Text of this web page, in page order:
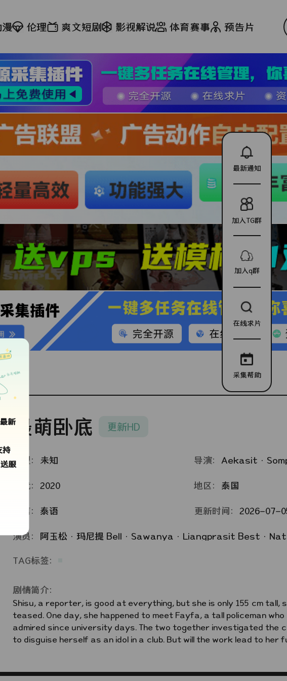
漫 伦理 爽文短剧 影视解说 体育赛事 预告片
最萌卧底 更新HD
类型： 未知 导演：
年代： 2020 地区： 泰国
语言： 泰语 更新时间： 2026-07-
演员： 阿玉松·玛尼提 Bell·Sawanya·Liangprasit
TAG标签：
剧情简介：
Shisu, a reporter, is good at everything, but she is only 155 cm tall,
teased. One day, she happened to meet Fayfa, a tall policeman
admired since university days. The two together investigated the
to disguise herself as an idol in a club. But will the work lead to her
最新通知
加入TG群
加入q群
在线求片
采集帮助
新
持
服